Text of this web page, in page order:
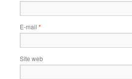
E-mail *
Site web